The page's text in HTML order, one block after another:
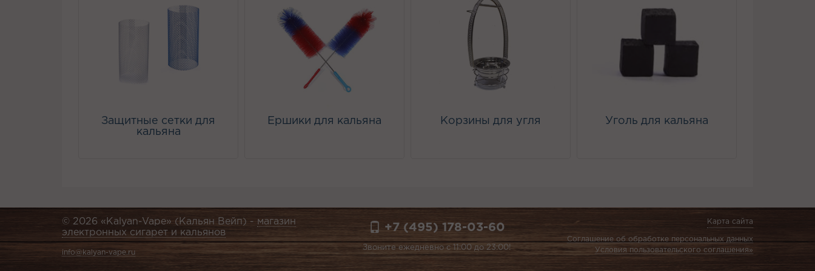
Защитные сетки для
кальяна
Ершики для кальяна Корзины для угля Уголь для кальяна
© 2026 «Kalyan-Vape» (Кальян Вейп) - магазин
электронных сигарет и кальянов
info@kalyan-vape.ru
+7 (495) 178-03-60
Звоните ежедневно с 11:00 до 23:00!
Карта сайта
Соглашение об обработке персональных данных
Условия пользовательского соглашения»